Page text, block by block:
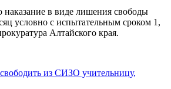
наказание в виде лишения свободы
условно с испытательным сроком 1,
Алтайского края.
из СИЗО учительницу,